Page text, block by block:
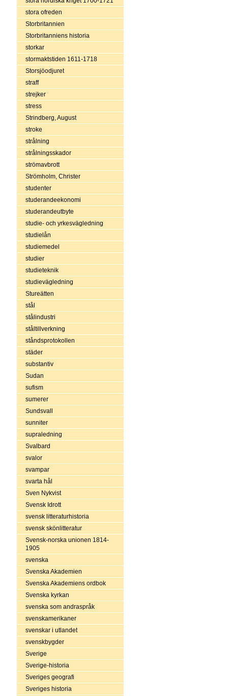
stora ofreden
Storbritannien
Storbritanniens historia
storkar
stormaktstiden 1611-1718
Storsjöodjuret
straff
strejker
stress
Strindberg, August
stroke
strålning
strålningsskador
strömavbrott
Strömholm, Christer
studenter
studerandeekonomi
studerandeutbyte
studie- och yrkesvägledning
studielån
studiemedel
studier
studieteknik
studievägledning
Stureätten
stål
stålindustri
ståltillverkning
ståndsprotokollen
städer
substantiv
Sudan
sufism
sumerer
Sundsvall
sunniter
supraledning
Svalbard
svalor
svampar
svarta hål
Sven Nykvist
Svensk Idrott
svensk litteraturhistoria
svensk skönlitteratur
Svensk-norska unionen 1814-
1905
svenska
Svenska Akademien
Svenska Akademiens ordbok
Svenska kyrkan
svenska som andraspråk
svenskamerikaner
svenskar i utlandet
svenskbygder
Sverige
Sverige-historia
Sveriges geografi
Sveriges historia